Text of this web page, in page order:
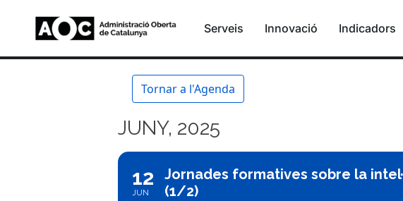
Serveis Innovació Indicadors
Tornar a l'Agenda
JUNY, 2025
12
JUN
Jornades formatives sobre la
(1/2)